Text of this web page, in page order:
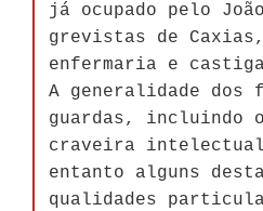
já ocupado pelo
grevistas de
enfermaria e
A generalidade dos
guardas, incluindo
craveira intelectual
entanto alguns
qualidades